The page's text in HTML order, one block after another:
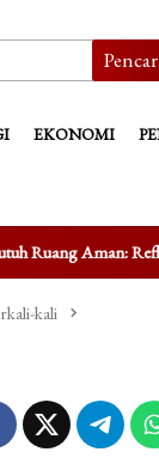
EKONOMI
atas Kasus Taufik
kali